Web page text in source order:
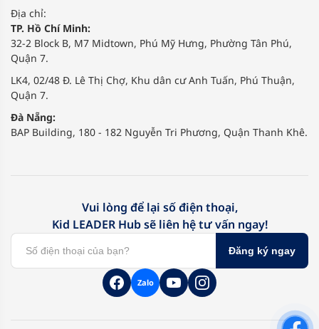
Địa chỉ:
TP. Hồ Chí Minh:
32-2 Block B, M7 Midtown, Phú Mỹ Hưng, Phường Tân Phú,
Quận 7.
LK4, 02/48 Đ. Lê Thị Chợ, Khu dân cư Anh Tuấn, Phú Thuận,
Quận 7.
Đà Nẵng:
BAP Building, 180 - 182 Nguyễn Tri Phương, Quận Thanh Khê.
Vui lòng để lại số điện thoại,
Kid LEADER Hub sẽ liên hệ tư vấn ngay!
Đăng ký ngay
Zalo